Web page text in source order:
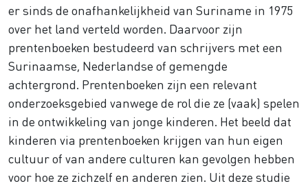
er sinds de onafhankelijkheid van Suriname in 1975
over het land verteld worden. Daarvoor zijn
prentenboeken bestudeerd van schrijvers met een
Surinaamse, Nederlandse of gemengde
achtergrond. Prentenboeken zijn een relevant
onderzoeksgebied vanwege de rol die ze (vaak) spelen
in de ontwikkeling van jonge kinderen. Het beeld dat
kinderen via prentenboeken krijgen van hun eigen
cultuur of van andere culturen kan gevolgen hebben
voor hoe ze zichzelf en anderen zien. Uit deze studie